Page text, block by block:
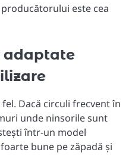
este cea
adaptate
Dacă circuli frecvent în
unde ninsorile sunt
într-un model
bune pe zăpadă și